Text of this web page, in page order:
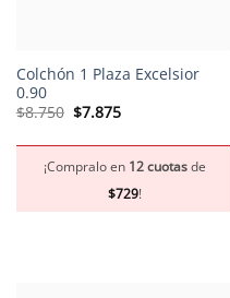
Colchón 1 Plaza Excelsior
0.90
$8.750 El
$8.750.
$7.875El
$7.875.
¡Compralo en 12 cuotasde
$729!